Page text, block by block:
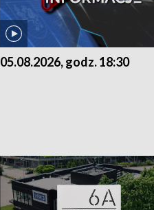
05.08.2026, godz. 18:30